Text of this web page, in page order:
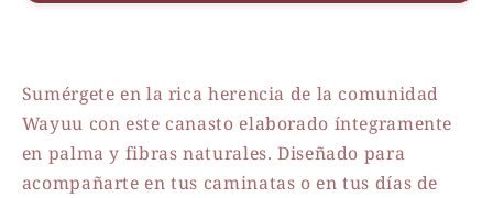
Sumérgete en la rica herencia de la comunidad
Wayuu con este canasto elaborado íntegramente
en palma y fibras naturales. Diseñado para
acompañarte en tus caminatas o en tus días de